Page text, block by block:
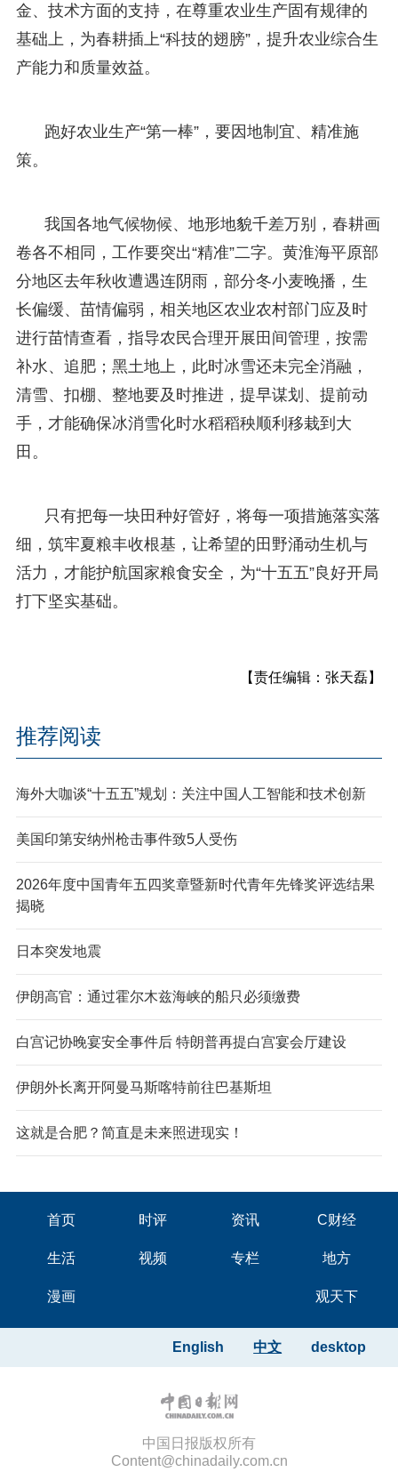
金、技术方面的支持，在尊重农业生产固有规律的
基础上，为春耕插上“科技的翅膀”，提升农业综合生
产能力和质量效益。
跑好农业生产“第一棒”，要因地制宜、精准施
策。
我国各地气候物候、地形地貌千差万别，春耕画
卷各不相同，工作要突出“精准”二字。黄淮海平原部
分地区去年秋收遭遇连阴雨，部分冬小麦晚播，生
长偏缓、苗情偏弱，相关地区农业农村部门应及时
进行苗情查看，指导农民合理开展田间管理，按需
补水、追肥；黑土地上，此时冰雪还未完全消融，
清雪、扣棚、整地要及时推进，提早谋划、提前动
手，才能确保冰消雪化时水稻稻秧顺利移栽到大
田。
只有把每一块田种好管好，将每一项措施落实落
细，筑牢夏粮丰收根基，让希望的田野涌动生机与
活力，才能护航国家粮食安全，为“十五五”良好开局
打下坚实基础。
【责任编辑：张天磊】
推荐阅读
海外大咖谈“十五五”规划：关注中国人工智能和技术创新
美国印第安纳州枪击事件致5人受伤
2026年度中国青年五四奖章暨新时代青年先锋奖评选结果
揭晓
日本突发地震
伊朗高官：通过霍尔木兹海峡的船只必须缴费
白宫记协晚宴安全事件后 特朗普再提白宫宴会厅建设
伊朗外长离开阿曼马斯喀特前往巴基斯坦
这就是合肥？简直是未来照进现实！
首页 时评 资讯 C财经
生活 视频 专栏 地方
漫画 观天下
desktop
中文
English
中国日报版权所有
Content@chinadaily.com.cn